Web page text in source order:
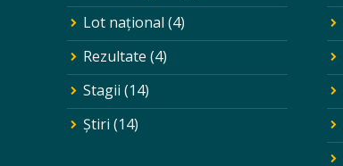
Lot național (4)
Rezultate (4)
Stagii (14)
Ştiri (14)